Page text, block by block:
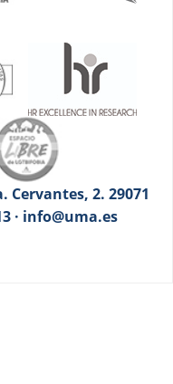
Cervantes, 2. 29071
· info@uma.es